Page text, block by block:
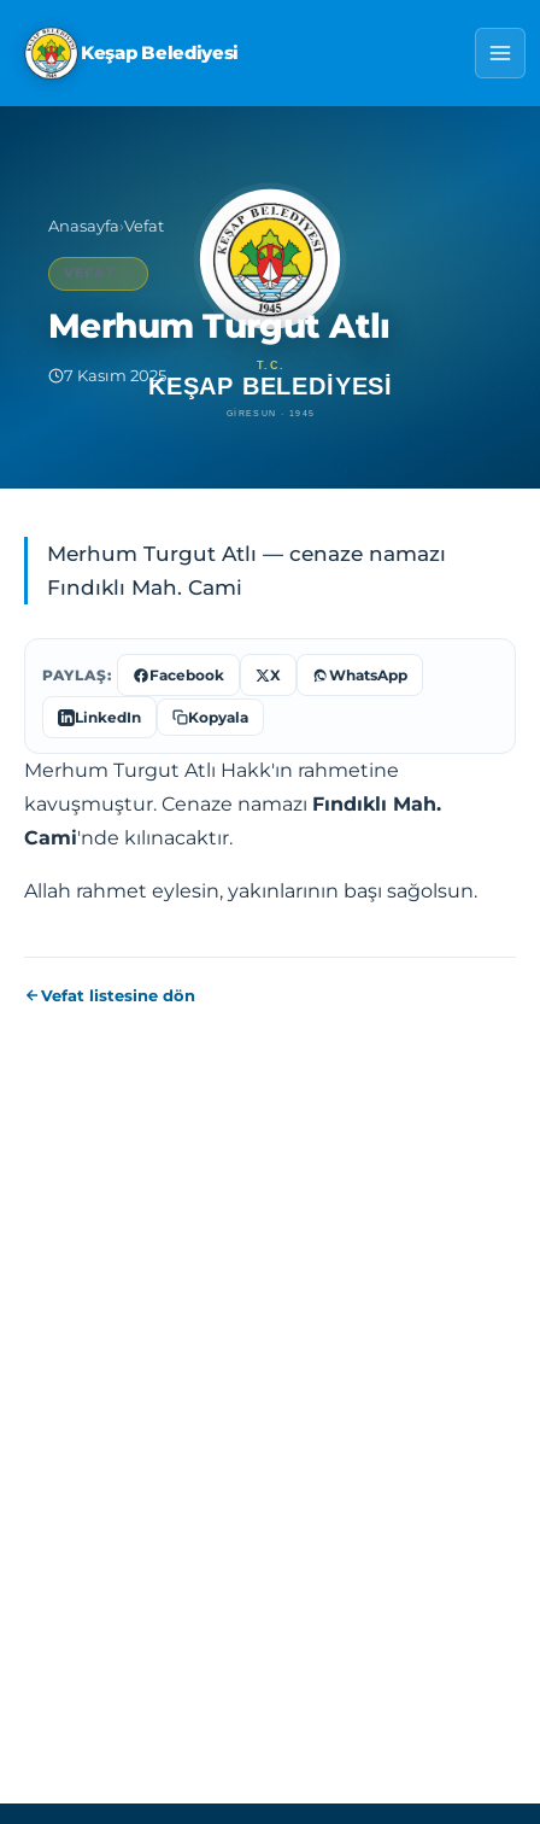
Keşap Belediyesi
Anasayfa›Vefat
VEFAT
Merhum Turgut Atlı
7 Kasım 2025
Merhum Turgut Atlı — cenaze namazı
Fındıklı Mah. Cami
PAYLAŞ: Facebook X WhatsApp
LinkedIn Kopyala
Merhum Turgut Atlı Hakk'ın rahmetine
kavuşmuştur. Cenaze namazı Fındıklı Mah.
Cami'nde kılınacaktır.
Allah rahmet eylesin, yakınlarının başı sağolsun.
Vefat listesine dön